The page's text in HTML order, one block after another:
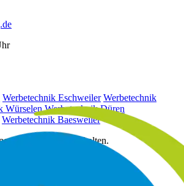
Werbetechnik Eschweiler Werbetechnik
Würselen Werbetechnik Düren
Werbetechnik Baesweiler
Alle Rechte vorbehalten.